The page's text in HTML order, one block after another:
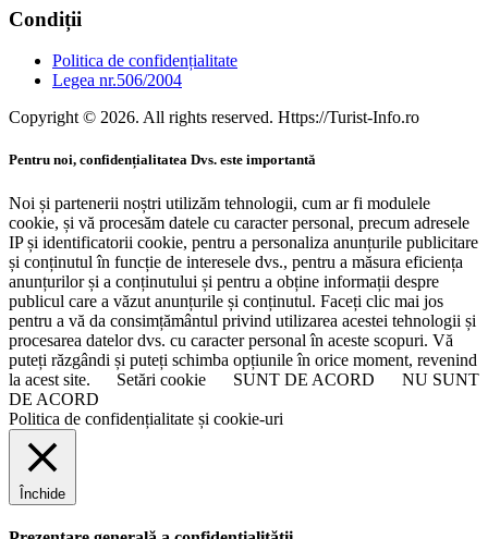
Condiții
Politica de confidențialitate
Legea nr.506/2004
Copyright © 2026. All rights reserved. Https://Turist-Info.ro
Pentru noi, confidențialitatea Dvs. este importantă
Noi și partenerii noștri utilizăm tehnologii, cum ar fi modulele
cookie, și vă procesăm datele cu caracter personal, precum adresele
IP și identificatorii cookie, pentru a personaliza anunțurile publicitare
și conținutul în funcție de interesele dvs., pentru a măsura eficiența
anunțurilor și a conținutului și pentru a obține informații despre
publicul care a văzut anunțurile și conținutul. Faceți clic mai jos
pentru a vă da consimțământul privind utilizarea acestei tehnologii și
procesarea datelor dvs. cu caracter personal în aceste scopuri. Vă
puteți răzgândi și puteți schimba opțiunile în orice moment, revenind
la acest site.
Setări cookie SUNT DE ACORD
NU SUNT
DE ACORD
Politica de confidențialitate și cookie-uri
Închide